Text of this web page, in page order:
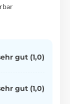
gut (1,0)
gut (1,0)